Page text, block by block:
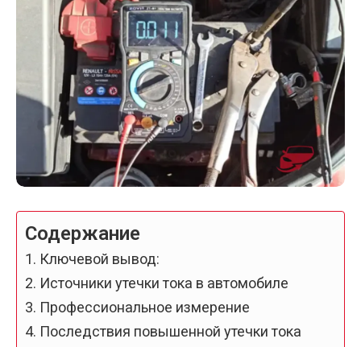
Содержание
Ключевой вывод:
Источники утечки тока в автомобиле
Профессиональное измерение
Последствия повышенной утечки тока